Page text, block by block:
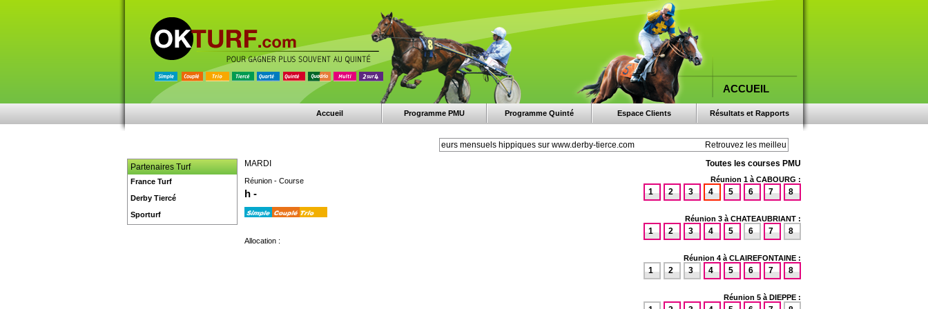
ACCUEIL
Résultats et Rapports
Espace Clients
Programme Quinté
Programme PMU
Accueil
Toutes les courses PMU
Réunion 1 à CABOURG :
8
7
6
5
4
3
2
1
Réunion 3 à CHATEAUBRIANT :
8
7
6
5
4
3
2
1
Réunion 4 à CLAIREFONTAINE :
8
7
6
5
4
3
2
1
Réunion 5 à DIEPPE :
MARDI
Réunion - Course
h -
Allocation :
Partenaires Turf
France Turf
Derby Tiercé
Sporturf